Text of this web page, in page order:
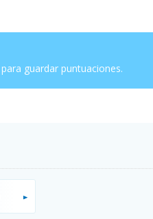
para guardar puntuaciones.